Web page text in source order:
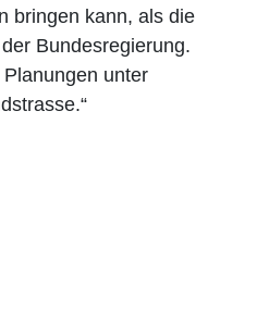
bringen kann, als die
Bundesregierung.
unter